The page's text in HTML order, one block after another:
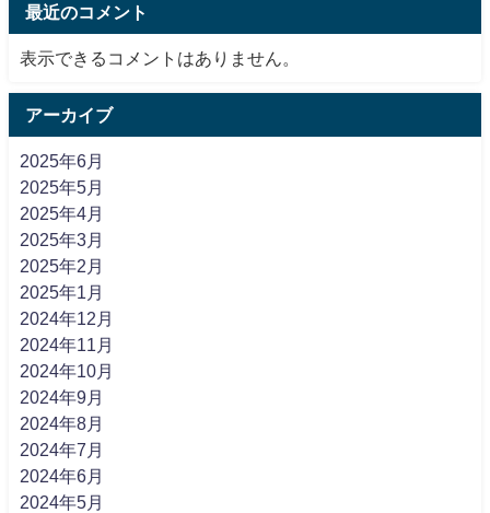
最近のコメント
表示できるコメントはありません。
アーカイブ
2025年6月
2025年5月
2025年4月
2025年3月
2025年2月
2025年1月
2024年12月
2024年11月
2024年10月
2024年9月
2024年8月
2024年7月
2024年6月
2024年5月